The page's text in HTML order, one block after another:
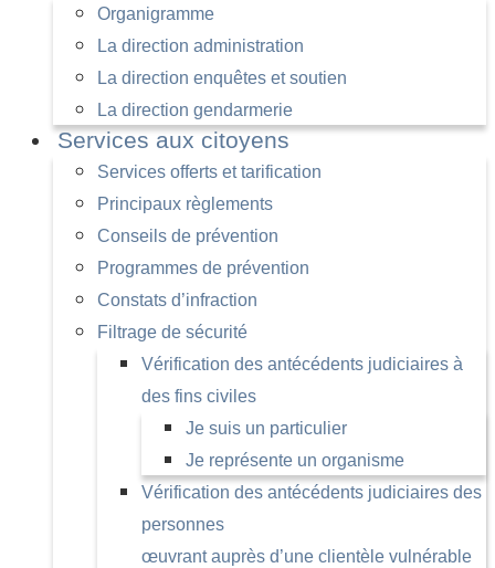
Organigramme
La direction administration
La direction enquêtes et soutien
La direction gendarmerie
Services aux citoyens
Services offerts et tarification
Principaux règlements
Conseils de prévention
Programmes de prévention
Constats d’infraction
Filtrage de sécurité
Vérification des antécédents judiciaires à
des fins civiles
Je suis un particulier
Je représente un organisme
Vérification des antécédents judiciaires des
personnes
œuvrant auprès d’une clientèle vulnérable